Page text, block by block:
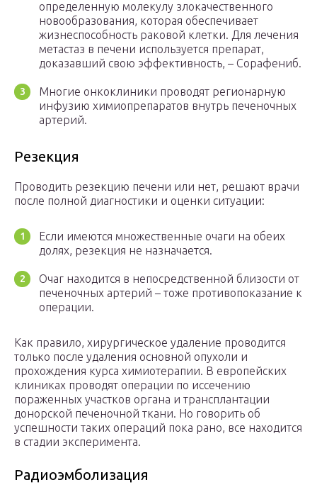
определенную молекулу злокачественного
новообразования, которая обеспечивает
жизнеспособность раковой клетки. Для лечения
метастаз в печени используется препарат,
доказавший свою эффективность, – Сорафениб.
Многие онкоклиники проводят регионарную
инфузию химиопрепаратов внутрь печеночных
артерий.
Резекция
Проводить резекцию печени или нет, решают врачи
после полной диагностики и оценки ситуации:
Если имеются множественные очаги на обеих
долях, резекция не назначается.
Очаг находится в непосредственной близости от
печеночных артерий – тоже противопоказание к
операции.
Как правило, хирургическое удаление проводится
только после удаления основной опухоли и
прохождения курса химиотерапии. В европейских
клиниках проводят операции по иссечению
пораженных участков органа и трансплантации
донорской печеночной ткани. Но говорить об
успешности таких операций пока рано, все находится
в стадии эксперимента.
Радиоэмболизация